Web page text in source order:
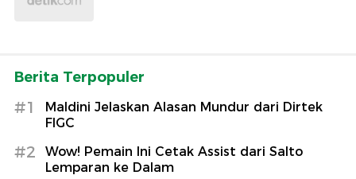
Berita Terpopuler
#1
Maldini Jelaskan Alasan Mundur dari Dirtek
FIGC
#2
Wow! Pemain Ini Cetak Assist dari Salto
Lemparan ke Dalam